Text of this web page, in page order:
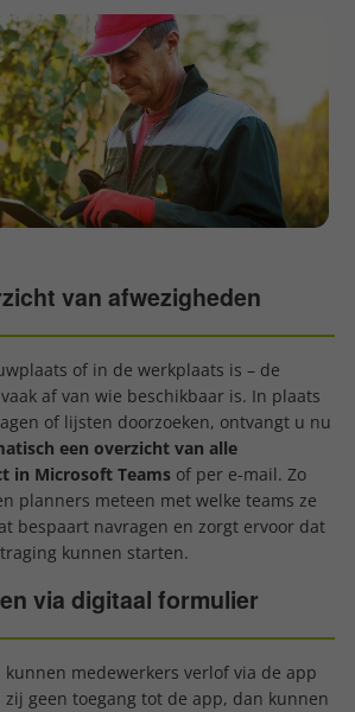
van afwezigheden
of in de werkplaats is – de
af van wie beschikbaar is. In plaats
of lijsten doorzoeken, ontvangt u nu
een overzicht van alle
in Microsoft Teamsof per e-mail. Zo
planners meteen met welke teams ze
bespaart navragen en zorgt ervoor dat
kunnen starten.
via digitaal formulier
medewerkers verlof via de app
geen toegang tot de app, dan kunnen